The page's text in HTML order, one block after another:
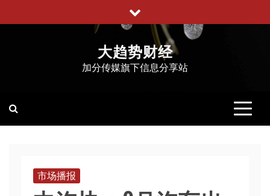
至
大趋势财经
加分传媒旗下信息分享站
市场播报